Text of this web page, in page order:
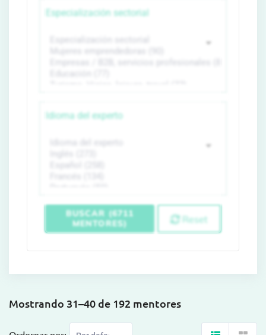
Especialización sectorial
Idioma del experto
BUSCAR (6711
MENTORES)
Reset
Mostrando 31–40 de 192 mentores